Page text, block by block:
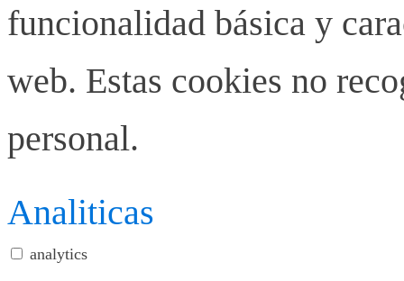
funcionalidad básica y
web. Estas cookies no
personal.
Analiticas
analytics